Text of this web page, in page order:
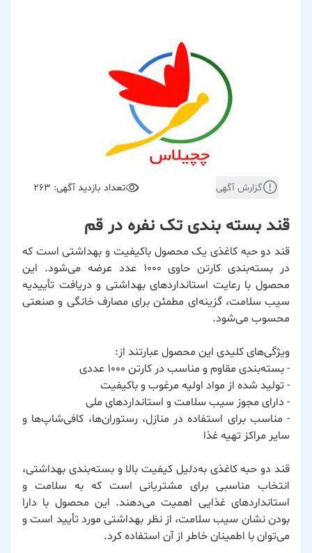
گزارش آگهی تعداد بازدید آگهی: 263
قند بسته بندی تک نفره در قم
قند دو حبه کاغذی یک محصول باکیفیت و بهداشتی است که
در بسته‌بندی کارتن حاوی ۱۰۰۰ عدد عرضه می‌شود. این
محصول با رعایت استانداردهای بهداشتی و دریافت تأییدیه
سیب سلامت، گزینه‌ای مطمئن برای مصارف خانگی و صنعتی
محسوب می‌شود.
ویژگی‌های کلیدی این محصول عبارتند از:
- بسته‌بندی مقاوم و مناسب در کارتن ۱۰۰۰ عددی
- تولید شده از مواد اولیه مرغوب و باکیفیت
- دارای مجوز سیب سلامت و استانداردهای ملی
- مناسب برای استفاده در منازل، رستوران‌ها، کافی‌شاپ‌ها و
سایر مراکز تهیه غذا
قند دو حبه کاغذی به‌دلیل کیفیت بالا و بسته‌بندی بهداشتی،
انتخاب مناسبی برای مشتریانی است که به سلامت و
استانداردهای غذایی اهمیت می‌دهند. این محصول با دارا
بودن نشان سیب سلامت، از نظر بهداشتی مورد تأیید است و
می‌توان با اطمینان خاطر از آن استفاده کرد.